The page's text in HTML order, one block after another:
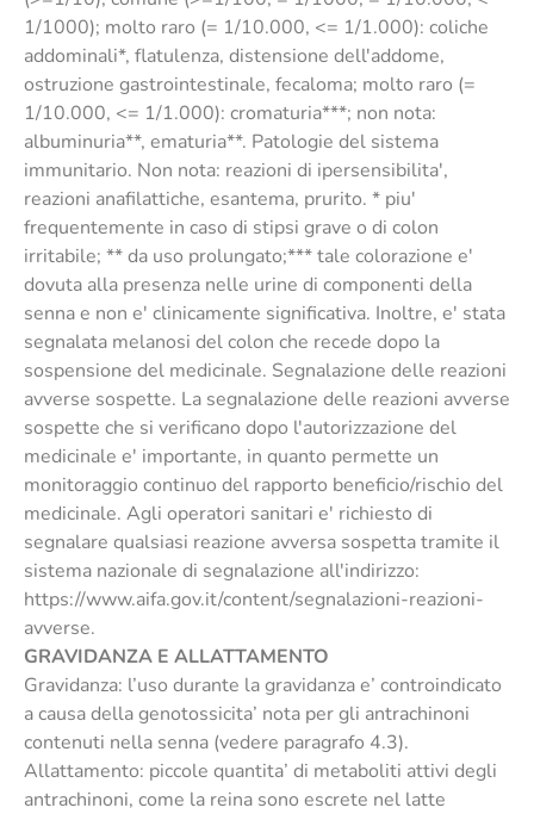
1/1000); molto raro (= 1/10.000, <= 1/1.000): coliche
addominali*, flatulenza, distensione dell'addome,
ostruzione gastrointestinale, fecaloma; molto raro (=
1/10.000, <= 1/1.000): cromaturia***; non nota:
albuminuria**, ematuria**. Patologie del sistema
immunitario. Non nota: reazioni di ipersensibilita',
reazioni anafilattiche, esantema, prurito. * piu'
frequentemente in caso di stipsi grave o di colon
irritabile; ** da uso prolungato;*** tale colorazione e'
dovuta alla presenza nelle urine di componenti della
senna e non e' clinicamente significativa. Inoltre, e' stata
segnalata melanosi del colon che recede dopo la
sospensione del medicinale. Segnalazione delle reazioni
avverse sospette. La segnalazione delle reazioni avverse
sospette che si verificano dopo l'autorizzazione del
medicinale e' importante, in quanto permette un
monitoraggio continuo del rapporto beneficio/rischio del
medicinale. Agli operatori sanitari e' richiesto di
segnalare qualsiasi reazione avversa sospetta tramite il
sistema nazionale di segnalazione all'indirizzo:
https://www.aifa.gov.it/content/segnalazioni-reazioni-
avverse.
GRAVIDANZA E ALLATTAMENTO
Gravidanza: l’uso durante la gravidanza e’ controindicato
a causa della genotossicita’ nota per gli antrachinoni
contenuti nella senna (vedere paragrafo 4.3).
Allattamento: piccole quantita’ di metaboliti attivi degli
antrachinoni, come la reina sono escrete nel latte